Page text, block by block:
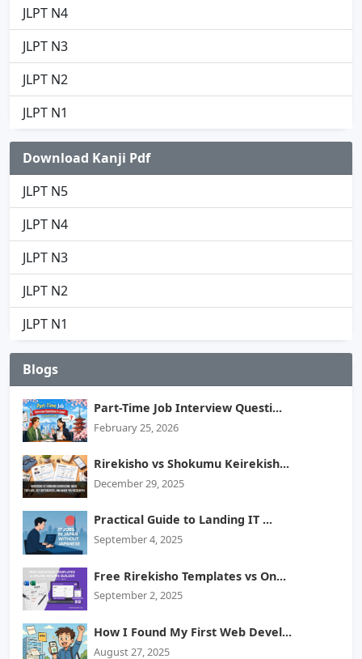
JLPT N4
JLPT N3
JLPT N2
JLPT N1
Download Kanji Pdf
JLPT N5
JLPT N4
JLPT N3
JLPT N2
JLPT N1
Blogs
Part-Time Job Interview Questi...
February 25, 2026
Rirekisho vs Shokumu Keirekish...
December 29, 2025
Practical Guide to Landing IT ...
September 4, 2025
Free Rirekisho Templates vs On...
September 2, 2025
How I Found My First Web Devel...
August 27, 2025